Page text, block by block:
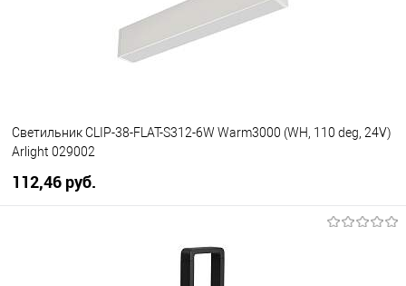
Светильник CLIP-38-FLAT-S312-6W Warm3000 (WH, 110 deg, 24V)
Arlight 029002
112,46 pуб.